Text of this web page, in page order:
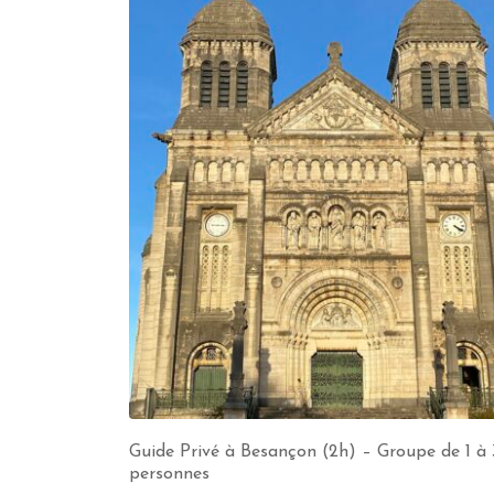
Guide Privé à Besançon (2h) – Groupe de 1 à
personnes